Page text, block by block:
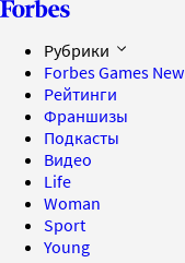
Рубрики
Forbes Games New
Рейтинги
Франшизы
Подкасты
Видео
Life
Woman
Sport
Young